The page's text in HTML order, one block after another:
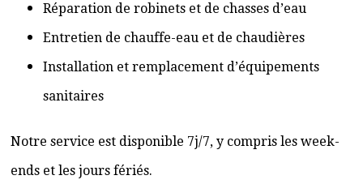
Réparation de robinets et de chasses d’eau
Entretien de chauffe-eau et de chaudières
Installation et remplacement d’équipements
sanitaires
Notre service est disponible 7j/7, y compris les week-
ends et les jours fériés.